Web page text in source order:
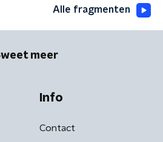
Alle fragmenten
weet meer
Info
Contact